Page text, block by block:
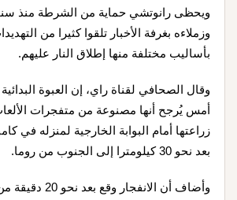
ويحظى رانوتشي حماية من الشرطة منذ
وزملاءه بغرفة الأخبار تلقوا كثيرا من
بأساليب مختلفة منها إطلاق النار عليهم.
وقال الصحافي لقناة راي، إن العبوة
أمس يُرجح أنها مصنوعة من متفجرات
زراعتها أمام البوابة الخارجية لمنزله في
بعد نحو 30 كيلومترا إلى الجنوب من روما.
وأضاف أن الانفجار